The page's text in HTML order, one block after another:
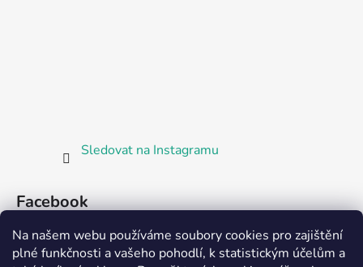
Na našem webu používáme soubory cookies pro zajištění
plné funkčnosti a vašeho pohodlí, k statistickým účelům a
Sledovat na Instagramu
Facebook